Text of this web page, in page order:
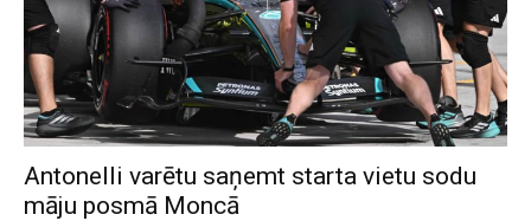
Antonelli varētu saņemt starta vietu sodu
māju posmā Moncā